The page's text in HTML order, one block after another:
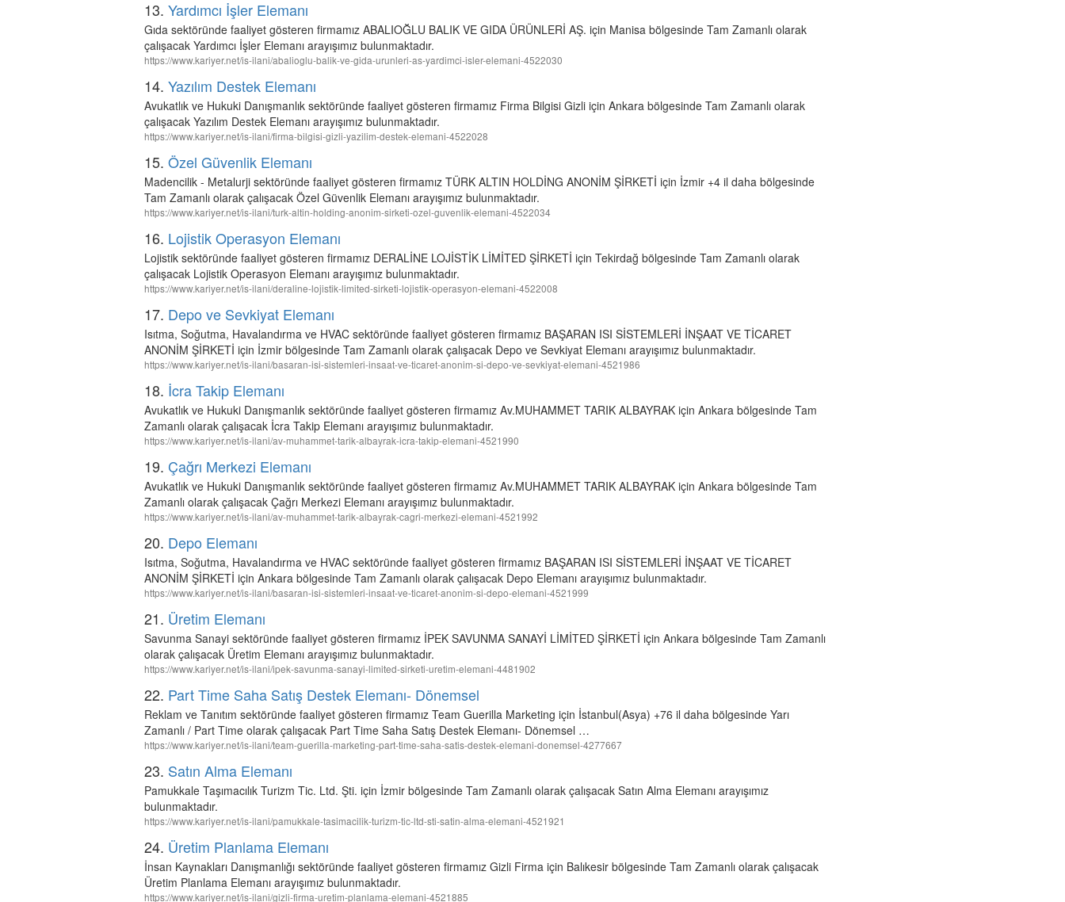
13. Yardımcı İşler Elemanı
Gıda sektöründe faaliyet gösteren firmamız ABALIOĞLU BALIK VE GIDA ÜRÜNLERİ AŞ. için Manisa bölgesinde Tam Zamanlı olarak
çalışacak Yardımcı İşler Elemanı arayışımız bulunmaktadır.
https://www.kariyer.net/is-ilani/abalioglu-balik-ve-gida-urunleri-as-yardimci-isler-elemani-4522030
14. Yazılım Destek Elemanı
Avukatlık ve Hukuki Danışmanlık sektöründe faaliyet gösteren firmamız Firma Bilgisi Gizli için Ankara bölgesinde Tam Zamanlı olarak
çalışacak Yazılım Destek Elemanı arayışımız bulunmaktadır.
https://www.kariyer.net/is-ilani/firma-bilgisi-gizli-yazilim-destek-elemani-4522028
15. Özel Güvenlik Elemanı
Madencilik - Metalurji sektöründe faaliyet gösteren firmamız TÜRK ALTIN HOLDİNG ANONİM ŞİRKETİ için İzmir +4 il daha bölgesinde
Tam Zamanlı olarak çalışacak Özel Güvenlik Elemanı arayışımız bulunmaktadır.
https://www.kariyer.net/is-ilani/turk-altin-holding-anonim-sirketi-ozel-guvenlik-elemani-4522034
16. Lojistik Operasyon Elemanı
Lojistik sektöründe faaliyet gösteren firmamız DERALİNE LOJİSTİK LİMİTED ŞİRKETİ için Tekirdağ bölgesinde Tam Zamanlı olarak
çalışacak Lojistik Operasyon Elemanı arayışımız bulunmaktadır.
https://www.kariyer.net/is-ilani/deraline-lojistik-limited-sirketi-lojistik-operasyon-elemani-4522008
17. Depo ve Sevkiyat Elemanı
Isıtma, Soğutma, Havalandırma ve HVAC sektöründe faaliyet gösteren firmamız BAŞARAN ISI SİSTEMLERİ İNŞAAT VE TİCARET
ANONİM ŞİRKETİ için İzmir bölgesinde Tam Zamanlı olarak çalışacak Depo ve Sevkiyat Elemanı arayışımız bulunmaktadır.
https://www.kariyer.net/is-ilani/basaran-isi-sistemleri-insaat-ve-ticaret-anonim-si-depo-ve-sevkiyat-elemani-4521986
18. İcra Takip Elemanı
Avukatlık ve Hukuki Danışmanlık sektöründe faaliyet gösteren firmamız Av.MUHAMMET TARIK ALBAYRAK için Ankara bölgesinde Tam
Zamanlı olarak çalışacak İcra Takip Elemanı arayışımız bulunmaktadır.
https://www.kariyer.net/is-ilani/av-muhammet-tarik-albayrak-icra-takip-elemani-4521990
19. Çağrı Merkezi Elemanı
Avukatlık ve Hukuki Danışmanlık sektöründe faaliyet gösteren firmamız Av.MUHAMMET TARIK ALBAYRAK için Ankara bölgesinde Tam
Zamanlı olarak çalışacak Çağrı Merkezi Elemanı arayışımız bulunmaktadır.
https://www.kariyer.net/is-ilani/av-muhammet-tarik-albayrak-cagri-merkezi-elemani-4521992
20. Depo Elemanı
Isıtma, Soğutma, Havalandırma ve HVAC sektöründe faaliyet gösteren firmamız BAŞARAN ISI SİSTEMLERİ İNŞAAT VE TİCARET
ANONİM ŞİRKETİ için Ankara bölgesinde Tam Zamanlı olarak çalışacak Depo Elemanı arayışımız bulunmaktadır.
https://www.kariyer.net/is-ilani/basaran-isi-sistemleri-insaat-ve-ticaret-anonim-si-depo-elemani-4521999
21. Üretim Elemanı
Savunma Sanayi sektöründe faaliyet gösteren firmamız İPEK SAVUNMA SANAYİ LİMİTED ŞİRKETİ için Ankara bölgesinde Tam Zamanlı
olarak çalışacak Üretim Elemanı arayışımız bulunmaktadır.
https://www.kariyer.net/is-ilani/ipek-savunma-sanayi-limited-sirketi-uretim-elemani-4481902
22. Part Time Saha Satış Destek Elemanı- Dönemsel
Reklam ve Tanıtım sektöründe faaliyet gösteren firmamız Team Guerilla Marketing için İstanbul(Asya) +76 il daha bölgesinde Yarı
Zamanlı / Part Time olarak çalışacak Part Time Saha Satış Destek Elemanı- Dönemsel …
https://www.kariyer.net/is-ilani/team-guerilla-marketing-part-time-saha-satis-destek-elemani-donemsel-4277667
23. Satın Alma Elemanı
Pamukkale Taşımacılık Turizm Tic. Ltd. Şti. için İzmir bölgesinde Tam Zamanlı olarak çalışacak Satın Alma Elemanı arayışımız
bulunmaktadır.
https://www.kariyer.net/is-ilani/pamukkale-tasimacilik-turizm-tic-ltd-sti-satin-alma-elemani-4521921
24. Üretim Planlama Elemanı
İnsan Kaynakları Danışmanlığı sektöründe faaliyet gösteren firmamız Gizli Firma için Balıkesir bölgesinde Tam Zamanlı olarak çalışacak
Üretim Planlama Elemanı arayışımız bulunmaktadır.
https://www.kariyer.net/is-ilani/gizli-firma-uretim-planlama-elemani-4521885